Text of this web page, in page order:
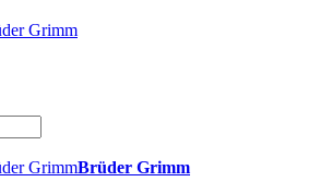
Brüder Grimm